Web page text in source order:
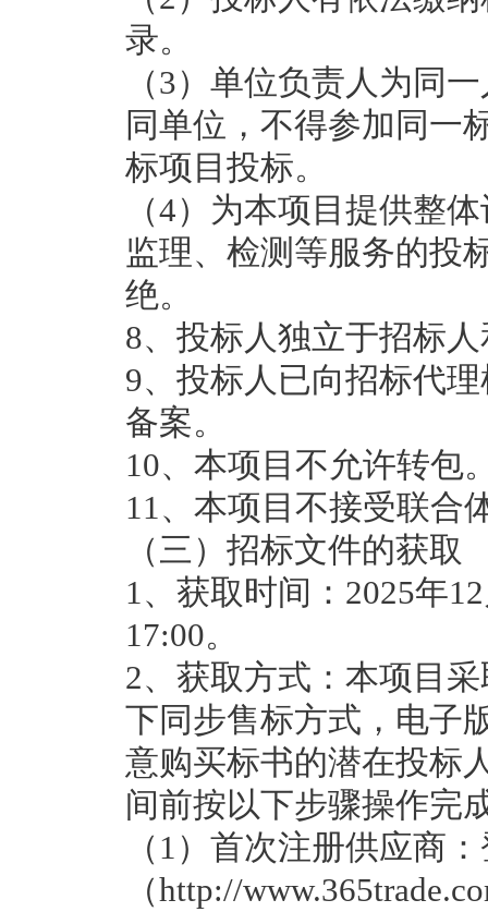
录。
（3）单位负责人为同
同单位，不得参加同一
标项目投标。
（4）为本项目提供整
监理、检测等服务的投
绝。
8、投标人独立于招标
9、投标人已向招标代
备案。
10、本项目不允许转包
11、本项目不接受联合
（三）招标文件的获取
1、获取时间：2025年
17:00。
2、获取方式：本项目
下同步售标方式，电子
意购买标书的潜在投标
间前按以下步骤操作完
（1）首次注册供应商
（http://